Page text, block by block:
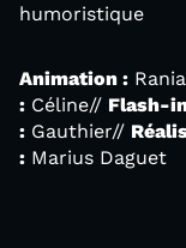
humoristique
Animation :
: Céline// Flash-
: Gauthier//
: Marius Daguet